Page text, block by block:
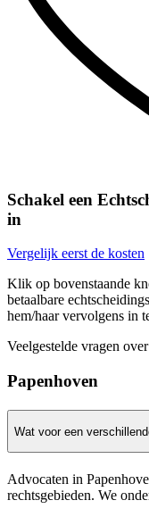
Schakel een
in
Vergelijk eerst de kosten
Klik op bovenstaande
betaalbare
hem/haar vervolgens in
Veelgestelde vragen
Papenhoven
Wat voor een
Advocaten in
rechtsgebieden. We